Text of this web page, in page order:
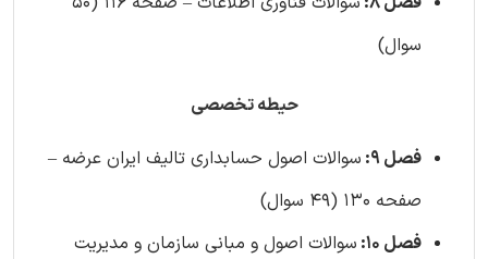
سوال)
حیطه تخصصی
فصل 9:
سوالات اصول حسابداری تالیف ایران عرضه –
صفحه 130 (49 سوال)
فصل 10:
سوالات اصول و مبانی سازمان و مدیریت